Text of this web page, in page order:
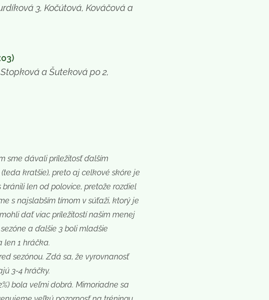
3, Kočútová, Kováčová a
a Šuteková po 2,
sme dávali príležitosť ďalším
kratšie), preto aj celkové skóre je
len od polovice, pretože rozdiel
s najslabším tímom v súťaži, ktorý je
dať viac príležitostí našim menej
a ďalšie 3 boli mladšie
len 1 hráčka.
sezónou. Zdá sa, že vyrovnanosť
3-4 hráčky.
bola veľmi dobrá. Mimoriadne sa